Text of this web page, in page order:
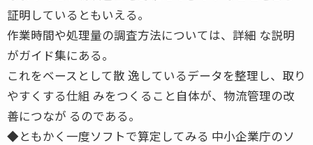
証明しているともいえる。
作業時間や処理量の調査方法については、詳細 な説明
がガイド集にある。
これをベースとして散 逸しているデータを整理し、取り
やすくする仕組 みをつくること自体が、物流管理の改
善につなが るのである。
◆ともかく一度ソフトで算定してみる 中小企業庁のソ